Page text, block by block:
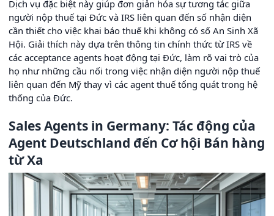
Dịch vụ đặc biệt này giúp đơn giản hóa sự tương tác giữa
người nộp thuế tại Đức và IRS liên quan đến số nhận diện
cần thiết cho việc khai báo thuế khi không có số An Sinh Xã
Hội. Giải thích này dựa trên thông tin chính thức từ IRS về
các acceptance agents hoạt động tại Đức, làm rõ vai trò của
họ như những cầu nối trong việc nhận diện người nộp thuế
liên quan đến Mỹ thay vì các agent thuế tổng quát trong hệ
thống của Đức.
Sales Agents in Germany: Tác động của
Agent Deutschland đến Cơ hội Bán hàng
từ Xa